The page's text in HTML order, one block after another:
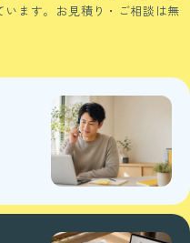
ます。お見積り・ご相談は無